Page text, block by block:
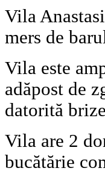
Vila
mers de
Vila este
adăpost de
datorită
Vila are 2
bucătărie